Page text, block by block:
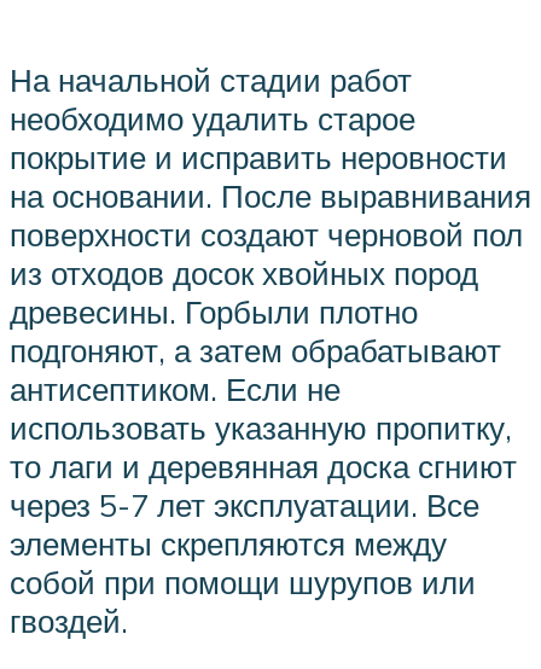
На начальной стадии работ
необходимо удалить старое
покрытие и исправить неровности
на основании. После выравнивания
поверхности создают черновой пол
из отходов досок хвойных пород
древесины. Горбыли плотно
подгоняют, а затем обрабатывают
антисептиком. Если не
использовать указанную пропитку,
то лаги и деревянная доска сгниют
через 5-7 лет эксплуатации. Все
элементы скрепляются между
собой при помощи шурупов или
гвоздей.